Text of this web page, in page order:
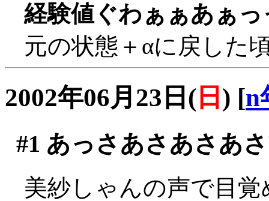
経験値ぐわぁぁあぁ
元の状態＋αに戻した
2002年06月23日( 日 ) [n
#1 あっさあさあさあ
美紗しゃんの声で目